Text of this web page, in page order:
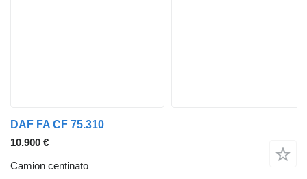
DAF FA CF 75.310
10.900 €
Camion centinato